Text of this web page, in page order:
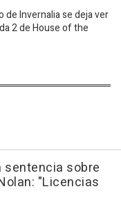
de Invernalia se deja ver
2 de House of the
sentencia sobre
"Licencias